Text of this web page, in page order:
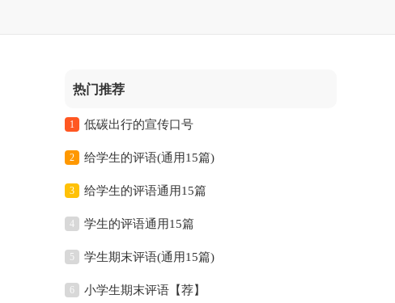
热门推荐
1 低碳出行的宣传口号
2 给学生的评语(通用15篇)
3 给学生的评语通用15篇
4 学生的评语通用15篇
5 学生期末评语(通用15篇)
6 小学生期末评语【荐】